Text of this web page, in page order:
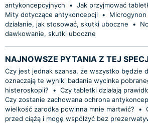
antykoncepcyjnych
• Jak przyjmować
Mity dotyczące antykoncepcji •
Microgynon
działanie, jak stosować, skutki uboczne
•
dawkowanie, skutki uboczne
NAJNOWSZE PYTANIA Z TEJ
Czy jest jednak szansa, że wszystko będzie
oznaczają te wyniki badania wycinka
histeroskopii?
• Czy tabletki działają
Czy zostanie zachowana ochrona
wielkość zarodka powinna mnie martwić?
•
przed ciążą i mogę współżyć bez